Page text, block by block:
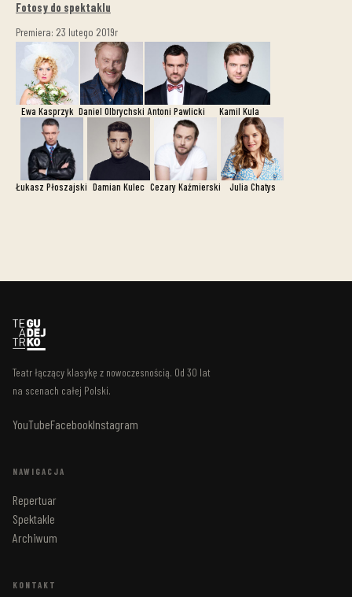
Fotosy do spektaklu
Premiera: 23 lutego 2019r
Ewa Kasprzyk Daniel Olbrychski Antoni Pawlicki Kamil Kula
Łukasz Płoszajski Damian Kulec Cezary Kaźmierski Julia Chatys
Teatr łączący klasykę z nowoczesnością. Od 30 lat
na scenach całej Polski.
YouTubeFacebookInstagram
NAWIGACJA
Repertuar
Spektakle
Archiwum
KONTAKT